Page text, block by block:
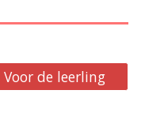
Voor de leerling